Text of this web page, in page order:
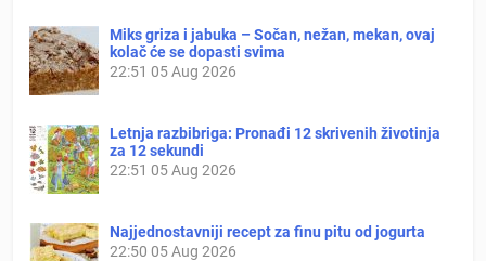
Miks griza i jabuka – Sočan, nežan, mekan, ovaj
kolač će se dopasti svima
22:51 05 Aug 2026
Letnja razbibriga: Pronađi 12 skrivenih životinja
za 12 sekundi
22:51 05 Aug 2026
Najjednostavniji recept za finu pitu od jogurta
22:50 05 Aug 2026